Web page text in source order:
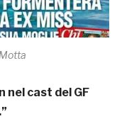
nel cast del GF